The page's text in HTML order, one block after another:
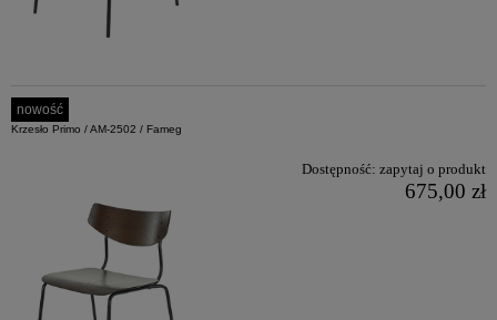
Krzesło Primo / AM-2502 / Fameg
Dostępność: zapytaj o produkt
675,00 zł
nowość